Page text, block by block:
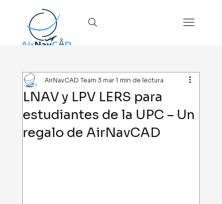
LNAV y LPV LERS para
estudiantes de la UPC – Un
regalo de AirNavCAD
AirNavCAD Team 3 mar 1 min de lectura